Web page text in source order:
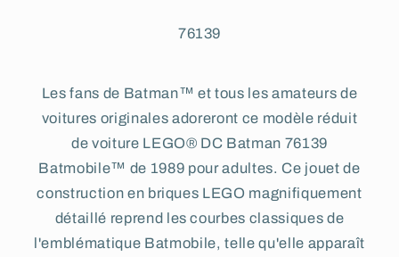
76139
Les fans de Batman™ et tous les amateurs de
voitures originales adoreront ce modèle réduit
de voiture LEGO® DC Batman 76139
Batmobile™ de 1989 pour adultes. Ce jouet de
construction en briques LEGO magnifiquement
détaillé reprend les courbes classiques de
l'emblématique Batmobile, telle qu'elle apparaît